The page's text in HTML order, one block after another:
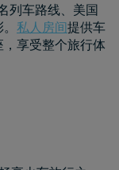
列车路线、美国
私人房间提供车
享受整个旅行体